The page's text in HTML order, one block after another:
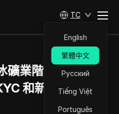
TC
English
繁體中文
Русский
Tiếng Việt
Português
業階段3 KYC|冰
和新提款